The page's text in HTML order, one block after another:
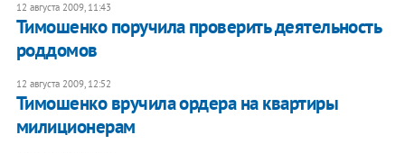
12 августа 2009, 11:43
Тимошенко поручила проверить деятельность
роддомов
12 августа 2009, 12:52
Тимошенко вручила ордера на квартиры
милиционерам